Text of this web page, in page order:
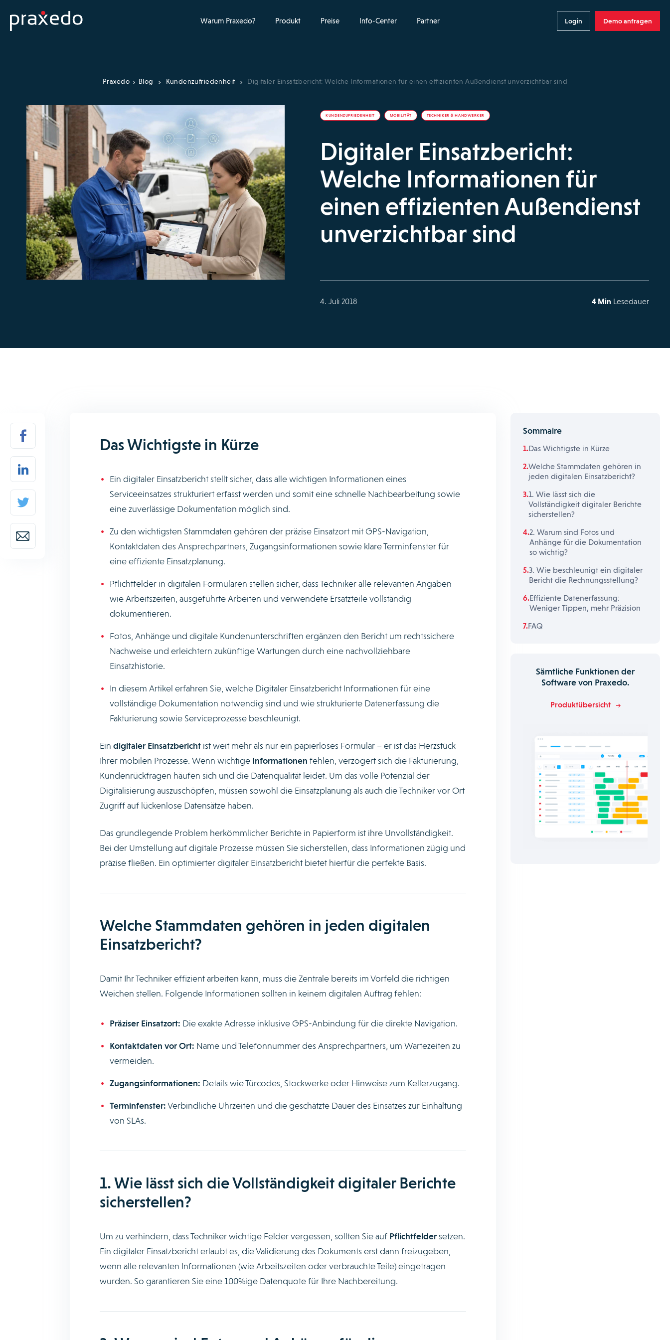
Warum Praxedo? Produkt Preise Info-Center Partner Login Demo anfragen
Praxedo Blog Kundenzufriedenheit Digitaler Einsatzbericht: Welche Informationen für einen effizienten Außendienst unverzichtbar sind
KUNDENZUFRIEDENHEIT MOBILITÄT TECHNIKER & HANDWERKER
Digitaler Einsatzbericht:
Welche Informationen für
einen effizienten Außendienst
unverzichtbar sind
4. Juli 2018 4 Min Lesedauer
Das Wichtigste in Kürze
Ein digitaler Einsatzbericht stellt sicher, dass alle wichtigen Informationen eines
Serviceeinsatzes strukturiert erfasst werden und somit eine schnelle Nachbearbeitung sowie
eine zuverlässige Dokumentation möglich sind.
Zu den wichtigsten Stammdaten gehören der präzise Einsatzort mit GPS-Navigation,
Kontaktdaten des Ansprechpartners, Zugangsinformationen sowie klare Terminfenster für
eine effiziente Einsatzplanung.
Pflichtfelder in digitalen Formularen stellen sicher, dass Techniker alle relevanten Angaben
wie Arbeitszeiten, ausgeführte Arbeiten und verwendete Ersatzteile vollständig
dokumentieren.
Fotos, Anhänge und digitale Kundenunterschriften ergänzen den Bericht um rechtssichere
Nachweise und erleichtern zukünftige Wartungen durch eine nachvollziehbare
Einsatzhistorie.
In diesem Artikel erfahren Sie, welche Digitaler Einsatzbericht Informationen für eine
vollständige Dokumentation notwendig sind und wie strukturierte Datenerfassung die
Fakturierung sowie Serviceprozesse beschleunigt.
Ein digitaler Einsatzberichtist weit mehr als nur ein papierloses Formular – er ist das Herzstück
Ihrer mobilen Prozesse. Wenn wichtige Informationen fehlen, verzögert sich die Fakturierung,
Kundenrückfragen häufen sich und die Datenqualität leidet. Um das volle Potenzial der
Digitalisierung auszuschöpfen, müssen sowohl die Einsatzplanung als auch die Techniker vor Ort
Zugriff auf lückenlose Datensätze haben.
Das grundlegende Problem herkömmlicher Berichte in Papierform ist ihre Unvollständigkeit.
Bei der Umstellung auf digitale Prozesse müssen Sie sicherstellen, dass Informationen zügig und
präzise fließen. Ein optimierter digitaler Einsatzbericht bietet hierfür die perfekte Basis.
Welche Stammdaten gehören in jeden digitalen
Einsatzbericht?
Damit Ihr Techniker effizient arbeiten kann, muss die Zentrale bereits im Vorfeld die richtigen
Weichen stellen. Folgende Informationen sollten in keinem digitalen Auftrag fehlen:
Präziser Einsatzort: Die exakte Adresse inklusive GPS-Anbindung für die direkte Navigation.
Kontaktdaten vor Ort: Name und Telefonnummer des Ansprechpartners, um Wartezeiten zu
vermeiden.
Zugangsinformationen: Details wie Türcodes, Stockwerke oder Hinweise zum Kellerzugang.
Terminfenster:Verbindliche Uhrzeiten und die geschätzte Dauer des Einsatzes zur Einhaltung
von SLAs.
1. Wie lässt sich die Vollständigkeit digitaler Berichte
sicherstellen?
Um zu verhindern, dass Techniker wichtige Felder vergessen, sollten Sie auf Pflichtfeldersetzen.
Ein digitaler Einsatzbericht erlaubt es, die Validierung des Dokuments erst dann freizugeben,
wenn alle relevanten Informationen (wie Arbeitszeiten oder verbrauchte Teile) eingetragen
wurden. So garantieren Sie eine 100%ige Datenquote für Ihre Nachbereitung.
Sommaire
Das Wichtigste in Kürze
Welche Stammdaten gehören in
jeden digitalen Einsatzbericht?
1. Wie lässt sich die
Vollständigkeit digitaler Berichte
sicherstellen?
2. Warum sind Fotos und
Anhänge für die Dokumentation
so wichtig?
3. Wie beschleunigt ein digitaler
Bericht die Rechnungsstellung?
Effiziente Datenerfassung:
Weniger Tippen, mehr Präzision
FAQ
Sämtliche Funktionen der
Software von Praxedo.
Produktübersicht